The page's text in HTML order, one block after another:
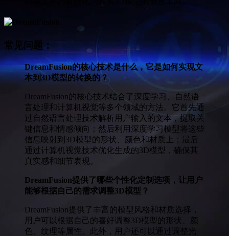
常见问题：
DreamFusion的核心技术是什么，它是如何实现文
本到3D模型的转换的？
DreamFusion的核心技术结合了深度学习、自然语
言处理和计算机视觉等多个领域的方法。它首先通
过自然语言处理技术解析用户输入的文本，提取关
键信息和情感倾向；然后利用深度学习模型将这些
信息映射到3D模型的形状、颜色和材质上；最后
通过计算机视觉技术优化生成的3D模型，确保其
真实感和细节表现。
DreamFusion提供了哪些个性化定制选项，让用户
能够根据自己的需求调整3D模型？
DreamFusion提供了丰富的模型风格和材质选择，
用户可以根据自己的喜好调整3D模型的形状、颜
色、纹理等属性。此外，用户还可以通过调整光